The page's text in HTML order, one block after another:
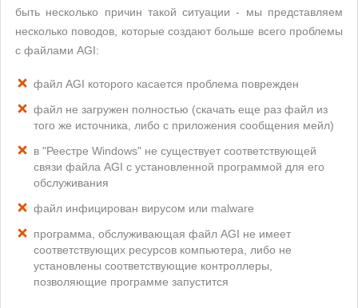
быть несколько причин такой ситуации - мы представляем
несколько поводов, которые создают больше всего проблемы
с файлами AGI:
файл AGI которого касается проблема поврежден
файл не загружен полностью (скачать еще раз файл из
того же источника, либо с приложения сообщения мейл)
в "Реестре Windows" не существует соответствующей
связи файла AGI с установленной программой для его
обслуживания
файл инфицирован вирусом или malware
программа, обслуживающая файл AGI не имеет
соответствующих ресурсов компьютера, либо не
установлены соответствующие контроллеры,
позволяющие программе запустится